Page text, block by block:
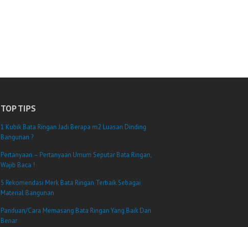
TOP TIPS
1 Kubik Bata Ringan Jadi Berapa m2 Luasan Dinding
Bangunan ?
Pertanyaan – Pertanyaan Umum Seputar Bata Ringan,
Wajib Baca !
5 Rekomendasi Merk Bata Ringan Terbaik Sebagai
Material Bangunan
Panduan/Cara Memasang Bata Ringan Yang Baik Dan
Benar